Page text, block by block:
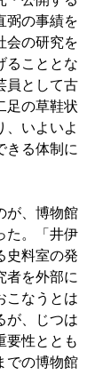
弼の事績を
会の研究を
ることとな
員として古
足の草鞋状
、いよいよ
きる体制に
が、博物館
た。「井伊
史料室の発
者を外部に
こなうとは
が、じつは
要性ととも
での博物館